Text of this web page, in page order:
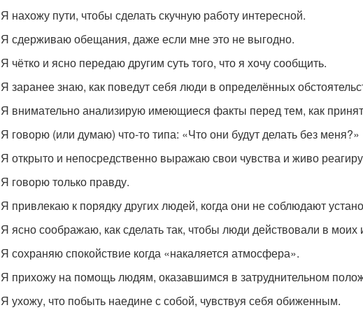
Я нахожу пути, чтобы сделать скучную работу интересной.
Я сдерживаю обещания, даже если мне это не выгодно.
Я чётко и ясно передаю другим суть того, что я хочу сообщить.
Я заранее знаю, как поведут себя люди в определённых
Я внимательно анализирую имеющиеся факты перед тем, как
Я говорю (или думаю) что-то типа: «Что они будут делать без меня?»
Я открыто и непосредственно выражаю свои чувства и живо
Я говорю только правду.
Я привлекаю к порядку других людей, когда они не соблюдают
Я ясно соображаю, как сделать так, чтобы люди действовали в моих
Я сохраняю спокойствие когда «накаляется атмосфера».
Я прихожу на помощь людям, оказавшимся в затруднительном
Я ухожу, что побыть наедине с собой, чувствуя себя обиженным.